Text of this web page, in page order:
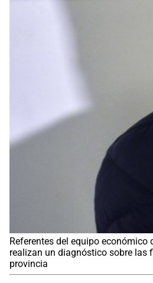
Referentes del equipo
realizan un diagnóstico sobre las
provincia